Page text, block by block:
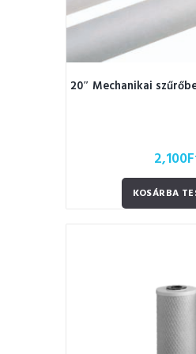
20″ Mechanikai
2,100
KOSÁRBA